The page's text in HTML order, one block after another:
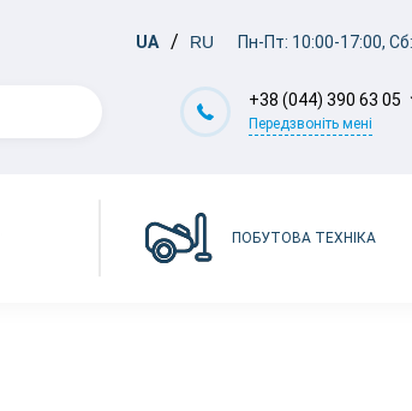
UA RU Пн-Пт: 10:00-17:00,
+38 (044) 390 63 05
Передзвоніть мені
ПОБУТОВА ТЕХНІКА